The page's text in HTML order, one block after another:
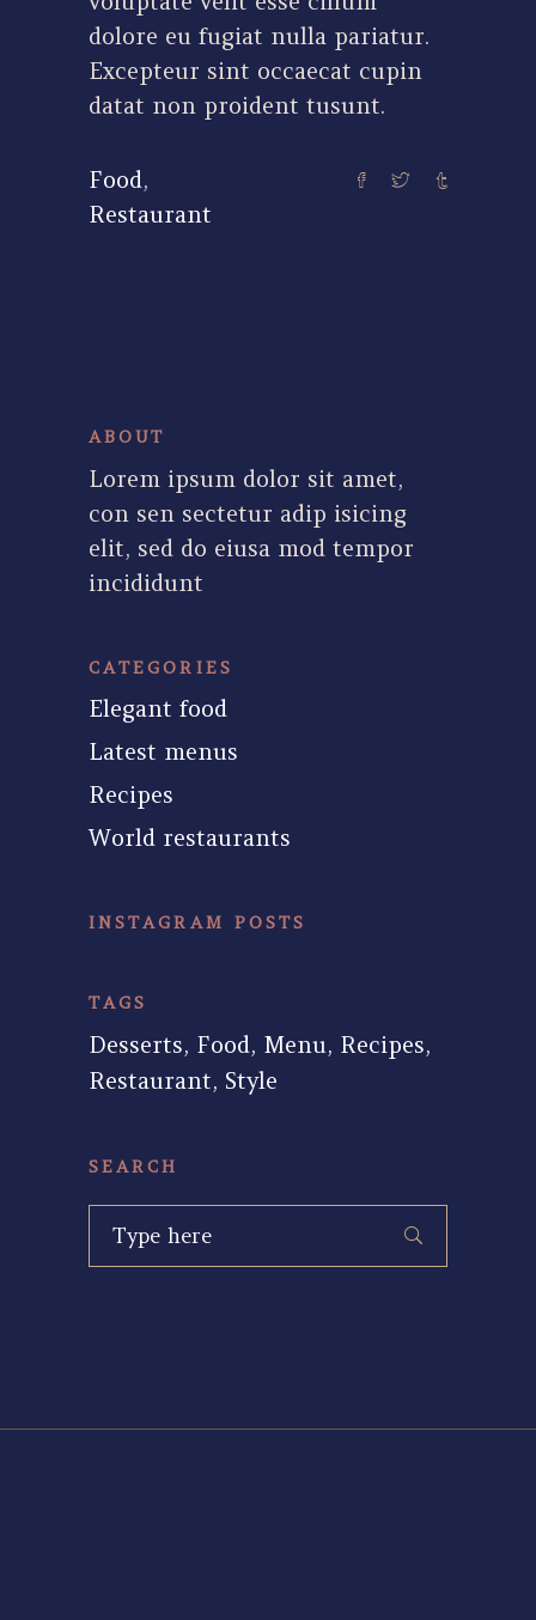
dolore eu fugiat nulla pariatur.
Excepteur sint occaecat cupin
datat non proident tusunt.
Food,
Restaurant
ABOUT
Lorem ipsum dolor sit amet,
con sen sectetur adip isicing
elit, sed do eiusa mod tempor
incididunt
CATEGORIES
Elegant food
Latest menus
Recipes
World restaurants
INSTAGRAM POSTS
TAGS
Desserts Food Menu Recipes
Restaurant Style
SEARCH
Search